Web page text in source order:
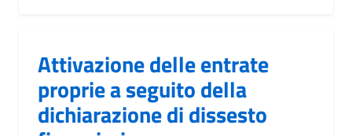
Attivazione delle entrate
proprie a seguito della
dichiarazione di dissesto